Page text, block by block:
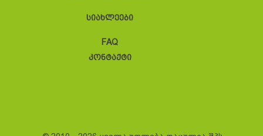
სიახლეები
FAQ
კონტაქტი